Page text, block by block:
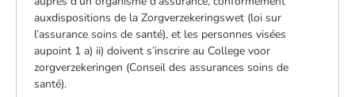
auxdispositions de la Zorgverzekeringswet (loi sur
l’assurance soins de santé), et les personnes visées
aupoint 1 a) ii) doivent s’inscrire au College voor
zorgverzekeringen (Conseil des assurances soins de
santé).